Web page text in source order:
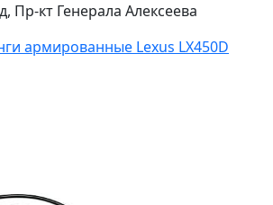
Пр-кт Генерала Алексеева
армированные Lexus LX450D